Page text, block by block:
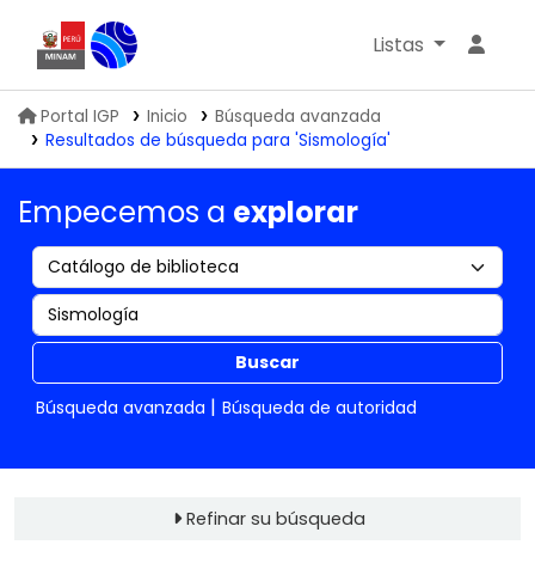
Biblioteca IGP
Listas
Portal IGP Inicio
Búsqueda avanzada
Resultados de búsqueda para 'Sismología'
Empecemos a explorar
Buscar
Búsqueda avanzada
Búsqueda de autoridad
Refinar su búsqueda